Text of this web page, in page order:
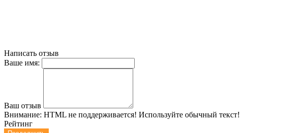
Написать отзыв
Ваше имя:
Ваш отзыв
Внимание: HTML не поддерживается! Используйте обычный текст!
Рейтинг